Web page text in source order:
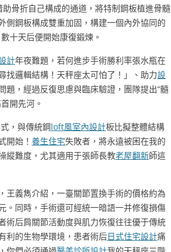
骨折自己構成的通道，將特制鋼板植進骨髓
側鋼板構成雙重加固，構建一個內外協同的
十天后便開始康復鍛煉。
計年夜難題，若何進步手術勝利率張水瓶在
找邏輯結構！天秤座太可怕了！」、助力設
題，經過反復思慮與臨床驗證，團隊提出“髓
開先河。
，與傳統鋼loft風室內設計板比擬整體結構
開始！ 養生住宅失敗者，將永遠被困在我的
縱難度，尤其適用于張師長教老屋翻新師這
王義雋介紹，一臺關節置換手術的價格約為
。同時，手術還可經統一暗語一并修復損傷
術后肩關節活動度與肌力恢復往往優于傳統
利的生物學環境，患者術后日式住宅設計痛